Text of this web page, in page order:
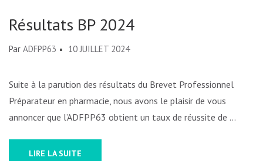
Résultats BP 2024
Par ADFPP63 10 JUILLET 2024
Suite à la parution des résultats du Brevet Professionnel
Préparateur en pharmacie, nous avons le plaisir de vous
annoncer que l’ADFPP63 obtient un taux de réussite de …
LIRE LA SUITE